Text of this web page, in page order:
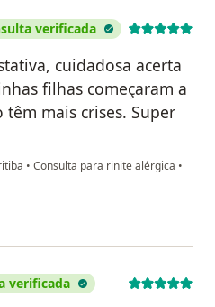
verificada
cuidadosa acerta
filhas começaram a
mais crises. Super
• Consulta para rinite alérgica •
verificada